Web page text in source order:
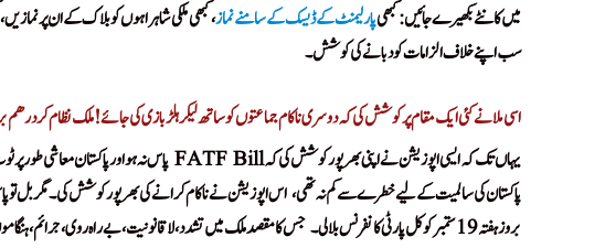
میں کانٹے بکھیرے جائیں: کبھیپارلیمنٹ کے ڈیسک کے سامنے نماز، کبھی ملکی شاہراہوں کو بلاک کے ان پر
سب اپنے خلاف الزامات کو دبانے کی کوشش۔
اسی ملا نے کئی ایک مقام پر کوشش کی کہ دوسری ناکام جماعتوں کو ساتھ لیکر ہلڑبازی کی جائے! ملک نظام کر درھم
یہاں تک کہ ایسی اپوزیشن نے اپنی بھرپور کوشش کی کہ FATF Bill پاس نہ ہو اور پاکستان معاشی طور پر ٹوٹ جائے۔
پاکستان کی سالمیت کے لیے خطرے سے کم نہ تھی،! اس اپوزیشن نے ناکام کرانے کی بھرپورکوشش کی۔مگر بل تو
بروزہفتہ 19 ستمبرکو کل پارٹی کانفرنس بلا لی۔
! جس کا مقصد ملک میں تشدد، لاقانونیت، بے راہ روی، جرائم،